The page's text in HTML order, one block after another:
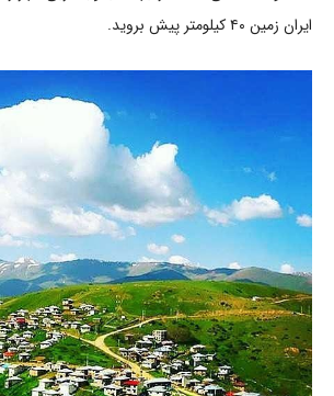
ایران زمین ۴۰ کیلومتر پیش بروید.